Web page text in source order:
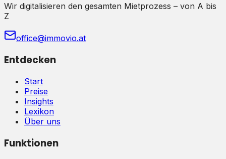
Wir digitalisieren den gesamten Mietprozess – von A bis
Z
office@immovio.at
Entdecken
Start
Preise
Insights
Lexikon
Über uns
Funktionen